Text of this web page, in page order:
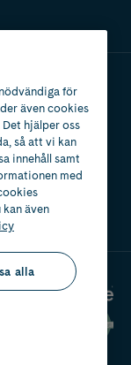
för
även cookies
hjälper oss
så att vi kan
innehåll samt
med
även
alla